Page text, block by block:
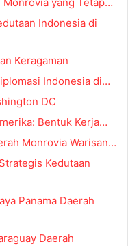
Indonesia di
Keragaman
Indonesia di…
DC
Bentuk Kerja…
Monrovia Warisan…
Kedutaan
Panama Daerah
Daerah